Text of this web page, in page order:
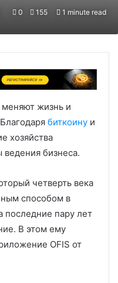
0 155 1 minute read
жизнь и
биткоину и
хозяйства
бизнеса.
четверть века
способом в
последние пару лет
В этом ему
OFIS от